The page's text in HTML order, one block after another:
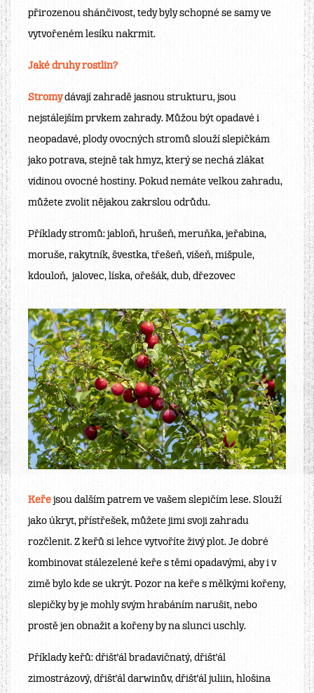
přirozenou shánčivost, tedy byly schopné se samy ve
vytvořeném lesíku nakrmit.
Jaké druhy rostlin?
Stromydávají zahradě jasnou strukturu, jsou
nejstálejším prvkem zahrady. Můžou být opadavé i
neopadavé, plody ovocných stromů slouží slepičkám
jako potrava, stejně tak hmyz, který se nechá zlákat
vidinou ovocné hostiny. Pokud nemáte velkou zahradu,
můžete zvolit nějakou zakrslou odrůdu.
Příklady stromů: jabloň, hrušeň, meruňka, jeřabina,
moruše, rakytník, švestka, třešeň, višeň, mišpule,
kdouloň, jalovec, líska, ořešák, dub, dřezovec
Keře jsou dalším patrem ve vašem slepičím lese. Slouží
jako úkryt, přístřešek, můžete jimi svoji zahradu
rozčlenit. Z keřů si lehce vytvoříte živý plot. Je dobré
kombinovat stálezelené keře s těmi opadavými, aby i v
zimě bylo kde se ukrýt. Pozor na keře s mělkými kořeny,
slepičky by je mohly svým hrabáním narušit, nebo
prostě jen obnažit a kořeny by na slunci uschly.
Příklady keřů: dřišťál bradavičnatý, dřišťál
zimostrázový, dřišťál darwinův, dřišťál juliin, hlošina